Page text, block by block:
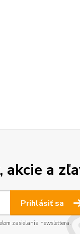
akcie a
Prihlásiť sa
zasielania newslettera.